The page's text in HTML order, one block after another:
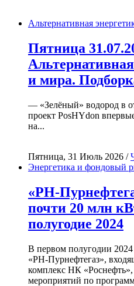
Альтернативная
Пятница
и мира.
— «Зелёный» водород в
проект PosHYdon
на...
Пятница, 31 Июль 2026 /
Энергетика и фондовый
«РН-
почти 20 млн
полугодие 2024
В первом полугодии
«РН-Пурнефтегаз»,
комплекс НК
мероприятий по